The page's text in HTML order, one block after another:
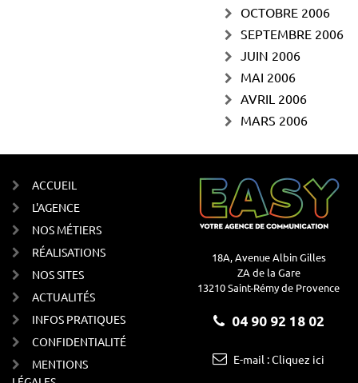
OCTOBRE 2006
SEPTEMBRE 2006
JUIN 2006
MAI 2006
AVRIL 2006
MARS 2006
ACCUEIL
L'AGENCE
NOS MÉTIERS
RÉALISATIONS
NOS SITES
ACTUALITÉS
INFOS PRATIQUES
CONFIDENTIALITÉ
MENTIONS
18A, Avenue Albin Gilles
ZA de la Gare
13210 Saint-Rémy de Provence
04 90 92 18 02
E-mail : Cliquez ici